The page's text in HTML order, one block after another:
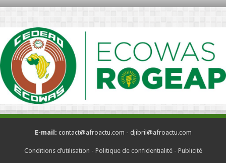
E-mail: contact@afroactu.com - djibril@afroactu.com
Conditions d’utilisation - Politique de confidentialité- Publicité